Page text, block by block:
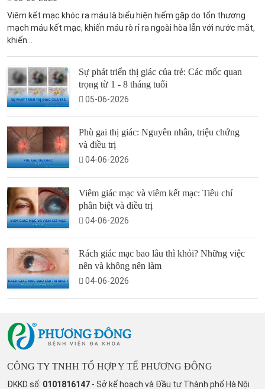
Viêm kết mạc khóc ra máu là biểu hiện hiếm gặp do tổn thương
mạch máu kết mạc, khiến máu rò rỉ ra ngoài hòa lẫn với nước mắt,
khiến...
Sự phát triển thị giác của trẻ: Các mốc quan
trọng từ 1 - 8 tháng tuổi
05-06-2026
Phù gai thị giác: Nguyên nhân, triệu chứng
và điều trị
04-06-2026
Viêm giác mạc và viêm kết mạc: Tiêu chí
phân biệt và điều trị
04-06-2026
Rách giác mạc bao lâu thì khỏi? Những việc
nên và không nên làm
04-06-2026
CÔNG TY TNHH TỔ HỢP Y TẾ PHƯƠNG ĐÔNG
ĐKKD số: 0101816147 - Sở kế hoạch và Đầu tư Thành phố Hà Nội